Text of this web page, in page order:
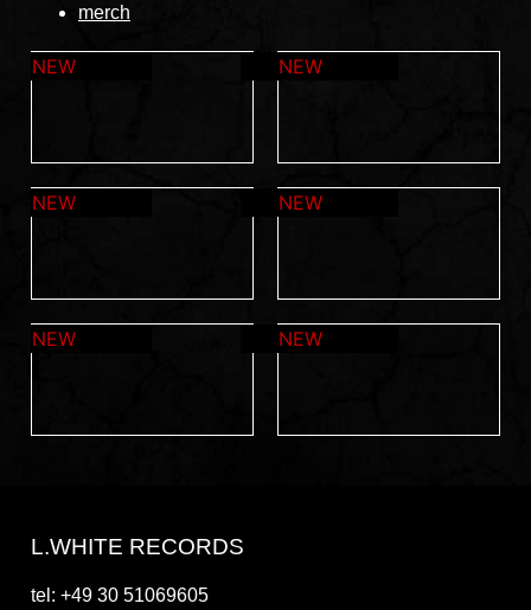
merch
L.WHITE RECORDS
tel: +49 30 51069605